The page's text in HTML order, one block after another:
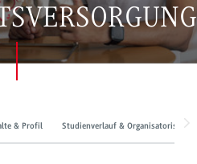
& Profil Studienverlauf & Organisatorisches